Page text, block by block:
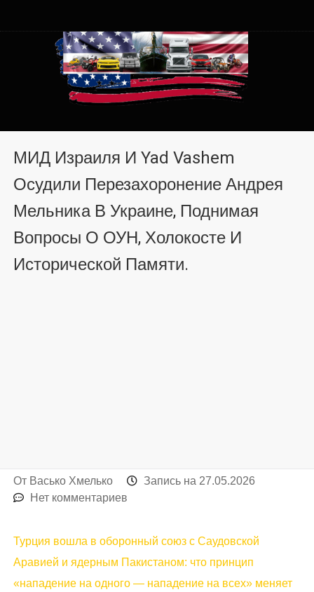
Хмельницком от auto.km.ua
МИД Израиля И Yad Vashem
Осудили Перезахоронение Андрея
Мельника В Украине, Поднимая
Вопросы О ОУН, Холокосте И
Исторической Памяти.
От Васько Хмелько Запись на 27.05.2026
Нет комментариев
Турция вошла в оборонный союз с Саудовской
Аравией и ядерным Пакистаном: что принцип
«нападение на одного — нападение на всех» меняет